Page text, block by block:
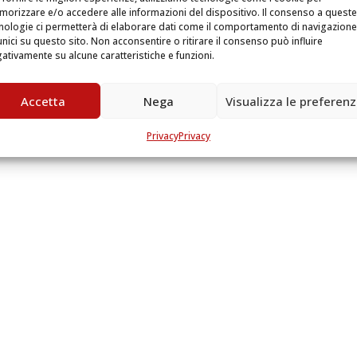
e/o accedere alle informazioni del dispositivo. Il consenso a queste
ci permetterà di elaborare dati come il comportamento di
su questo sito. Non acconsentire o ritirare il consenso può influire
su alcune caratteristiche e funzioni.
Accetta Nega Visualizza le
PrivacyPrivacy